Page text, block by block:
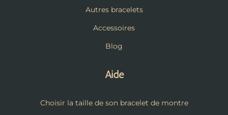
Autres bracelets
Accessoires
Blog
Aide
Choisir la taille de son bracelet de montre